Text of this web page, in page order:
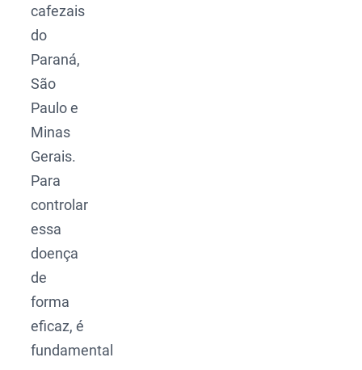
cafezais
do
Paraná,
São
Paulo e
Minas
Gerais.
Para
controlar
essa
doença
de
forma
eficaz, é
fundamental